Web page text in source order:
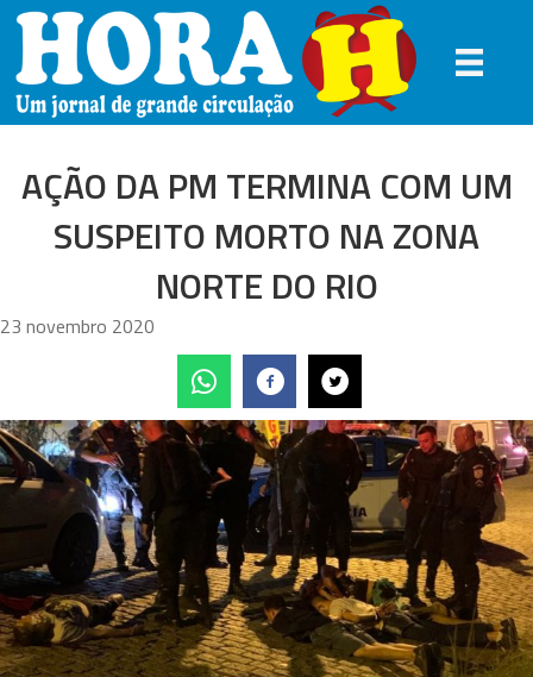
AÇÃO DA PM TERMINA COM UM
SUSPEITO MORTO NA ZONA
NORTE DO RIO
23 novembro 2020